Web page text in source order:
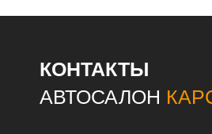
КОНТАКТЫ
АВТОСАЛОН